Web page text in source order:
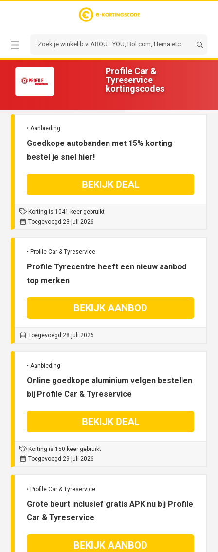
Profile Car &
Tyreservice
kortingscodes
• Aanbieding
Goedkope autobanden met 15% korting
bestel je snel hier!
BEKIJK DEAL
Korting is 1041 keer gebruikt
Toegevoegd 23 juli 2026
• Profile Car & Tyreservice
Profile Tyrecentre heeft een nieuw aanbod
top merken
BEKIJK AANBOD
Toegevoegd 28 juli 2026
• Aanbieding
Online goedkope aluminium velgen bestellen
bij Profile Car & Tyreservice
BEKIJK DEAL
Korting is 150 keer gebruikt
Toegevoegd 29 juli 2026
• Profile Car & Tyreservice
Grote beurt inclusief gratis APK nu bij Profile
Car & Tyreservice
BEKIJK AANBOD